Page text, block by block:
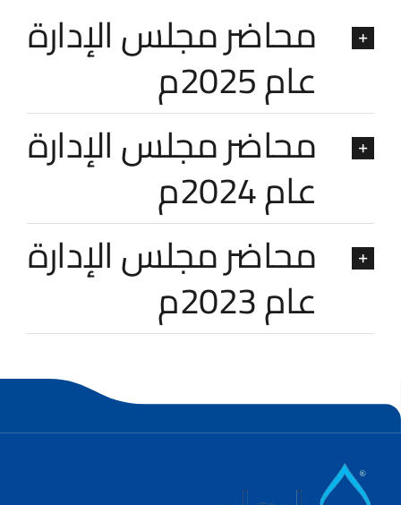
محاضر مجلس الإدارة
عام 2025م
محاضر مجلس الإدارة
عام 2024م
محاضر مجلس الإدارة
عام 2023م